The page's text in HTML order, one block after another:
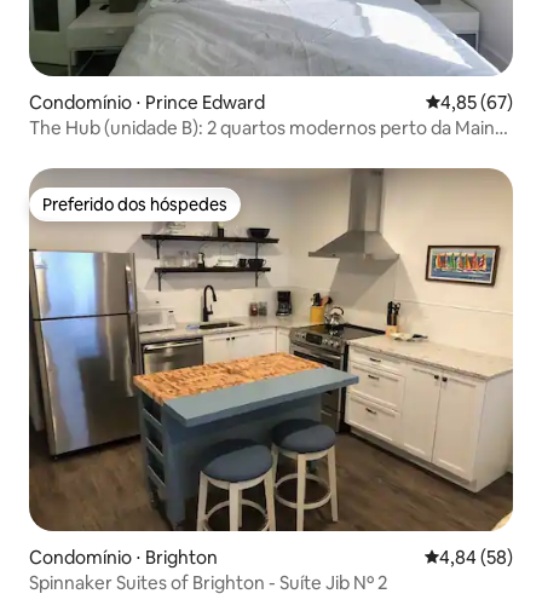
Condomínio ⋅ Prince Edward 4,85 de uma
4,85 (67)
The Hub (unidade B): 2 quartos modernos perto da Main
Preferido dos hóspedes
Preferido dos hóspedes
Condomínio ⋅ Brighton 4,84 de uma
4,84 (58)
Spinnaker Suites of Brighton - Suíte Jib Nº 2